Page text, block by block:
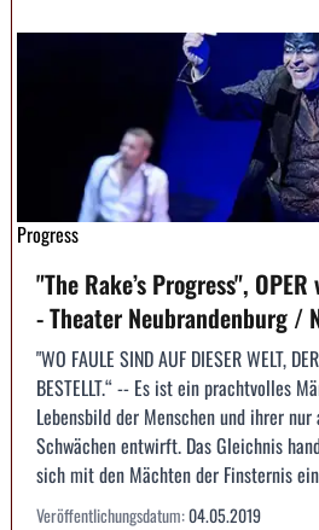
Progress
"The Rake’s Progress",
- Theater Neubrandenburg /
"WO FAULE SIND AUF DIESER WELT,
BESTELLT.“ -- Es ist ein prachtvolles
Lebensbild der Menschen und ihrer
Schwächen entwirft. Das Gleichnis
sich mit den Mächten der Finsternis
Veröffentlichungsdatum:04.05.2019